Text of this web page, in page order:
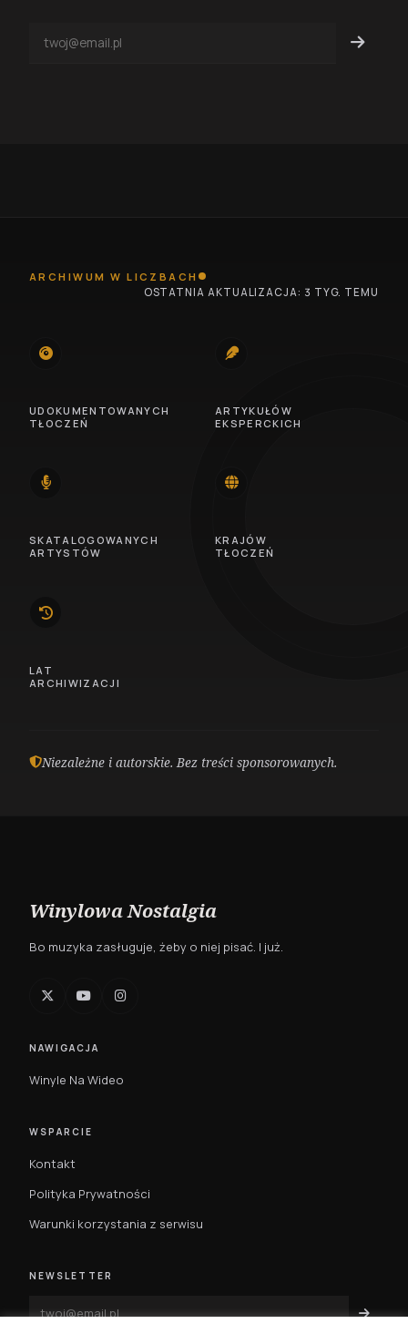
ARCHIWUM W LICZBACH
OSTATNIA AKTUALIZACJA: 3 TYG. TEMU
UDOKUMENTOWANYCH
TŁOCZEŃ
ARTYKUŁÓW
EKSPERCKICH
SKATALOGOWANYCH
ARTYSTÓW
KRAJÓW
TŁOCZEŃ
LAT
ARCHIWIZACJI
Niezależne i autorskie. Bez treści sponsorowanych.
Winylowa Nostalgia
Bo muzyka zasługuje, żeby o niej pisać. I już.
NAWIGACJA
Winyle Na Wideo
WSPARCIE
Kontakt
Polityka Prywatności
Warunki korzystania z serwisu
NEWSLETTER